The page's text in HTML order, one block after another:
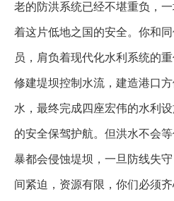
老的防洪系统已经不堪重负，
着这片低地之国的安全。你和
员，肩负着现代化水利系统的
修建堤坝控制水流，建造港口
水，最终完成四座宏伟的水利
的安全保驾护航。但洪水不会
暴都会侵蚀堤坝，一旦防线失
间紧迫，资源有限，你们必须